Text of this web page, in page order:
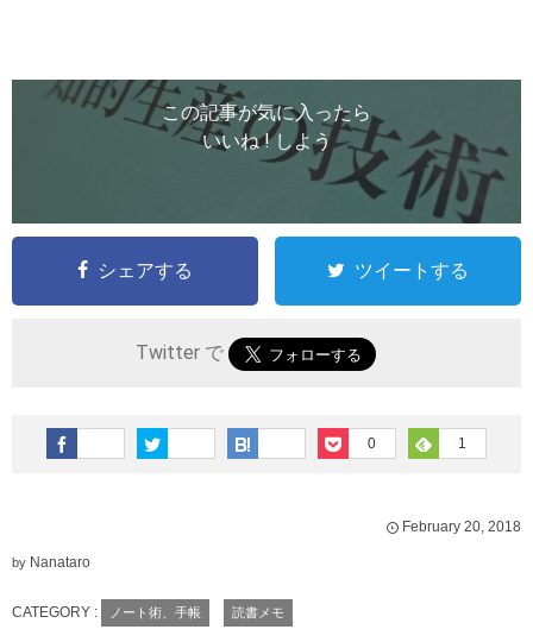
この記事が気に入ったら
いいね ! しよう
シェアする ツイートする
Twitter で
0 1
February 20, 2018
by Nanataro
CATEGORY : ノート術、手帳 読書メモ